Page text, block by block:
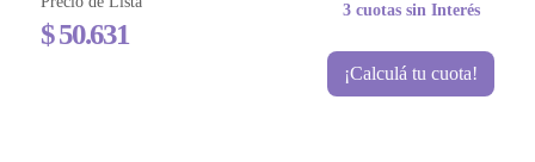
$50.631
3 cuotas sin Interés
¡Calculá tu cuota!